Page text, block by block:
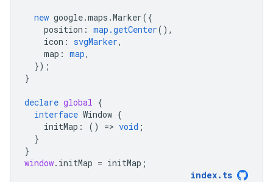
new google.maps .Marker({
position : map.getCenter(),
icon : svgMarker,
map : map,
});
}
declare global {
interface Window {
initMap : () => void ;
}
}
window. initMap = initMap ;
index. ts